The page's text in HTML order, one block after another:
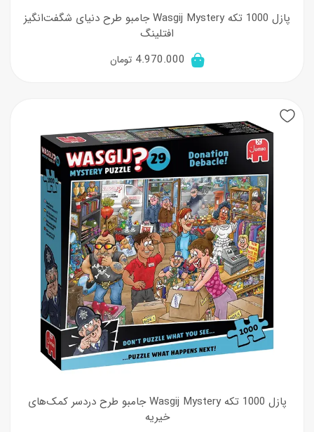
پازل 1000 تکه Wasgij Mystery جامبو طرح دنیای شگفت‌انگیز
افتلینگ
4.970.000 تومان
پازل 1000 تکه Wasgij Mystery جامبو طرح دردسر کمک‌های
خیریه